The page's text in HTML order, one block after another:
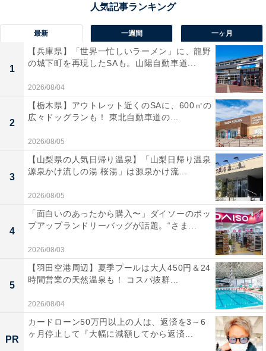
1位：鷲羽山スカイライン（瀬戸大橋・児島湾パノ
ラマ）／100票
倉敷市を走る全長18.5kmのドライブコース「鷲羽山（わ
しゅうざん）スカイライン」。瀬戸内海や日本有数の工
業地帯・水島コンビナートの夜景が眼下に広がり、「夜
景100選」や「日本夜景遺産」にも選ばれています。工
業地帯を一望できる「水島展望台」、瀬戸内海や瀬戸大
橋を望む鷲羽山山頂の「鷲羽山展望台」などの眺望スポ
ットのほか、スリル満点のアトラクションが人気のテー
マパーク「鷲羽山ハイランド」など、観光スポットが点
在しています。
回答者からは、「瀬戸内海の美しい海と島々が広がり、
特に夏の青空と海の色が絶妙だから」（30代女性／東京
都）、「岡山と言えばブラジリアンパーク鷲羽山ハイラ
ンドなので、そこも行けるなら」（40代男性／大阪
府）、「瀬戸大橋を見下ろしながら、鷲羽山スカイライ
ンを走るコースです。時間によってはきれいな夕陽を見
ることができます。絶景のドライブコースです」（60代
最新 一週間 一ヶ月
1
【兵庫県】「世界一忙しいラーメン」に、龍野
の城下町を再現したSAも。山陽自動車道...
2026/08/04
2
【栃木県】アウトレット近くのSAに、600㎡の
広々ドッグランも！ 東北自動車道の...
2026/08/05
3
【山梨県の人気日帰り温泉】「山梨日帰り温泉
源泉かけ流しの湯 桜湯」は源泉かけ流...
2026/08/05
4
「面白いのあったから購入〜」ダイソーのポッ
プアップランドリーバッグが話題。“さま...
2026/08/03
5
【羽田空港周辺】夏季プールは大人450円＆24
時間営業の天然温泉も！ コスパ抜群...
2026/08/04
PR
カードローン50万円以上の人は、返済を3～6
ヶ月停止して『大幅に減額してから返済...